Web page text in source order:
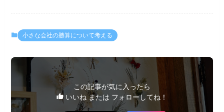
小さな会社の勝算について考える
この記事が気に入ったら
いいね または フォローしてね！